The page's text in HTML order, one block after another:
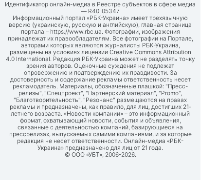
Идентификатор онлайн-медиа в Реестре субъектов в сфере медиа
— R40-05347
Информационный портал «РБК-Украина» имеет трехязычную
версию (украинскую, русскую и английскую), главная страница
портала – https://www.rbc.ua. Фотографии, изображения
принадлежат их правообладателям. Все фотографии на Портале,
авторами которых являются журналисты РБК-Украина,
размещены на условиях лицензии Creative Commons Attribution
4.0 International. Редакция РБК-Украина может не разделять точку
зрения авторов. Оценочные суждения не подлежат
опровержению и подтверждению их правдивости. За
достоверность и содержание рекламы ответственность несет
рекламодатель. Материалы, обозначенные плашкой: "Пресс-
релизы", "Спецпроект", "Партнерский материал", "Promo",
"Благотворительность", "Резонанс" размещаются на правах
рекламы и предназначены, как правило, для лиц, достигших 21-
летнего возраста. «Новости компании» – это информационный
формат, охватывающий новости, события и объявления,
связанные с деятельностью компаний, базирующиеся на
прессрелизах, выпускаемых самими компаниями, и за которые
редакция не несет ответственности. Онлайн-медиа «РБК-
Украина» предназначено для лиц от 21 года.
© ООО «УБТ», 2006-2026.